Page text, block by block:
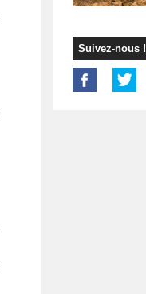
Suivez-nous !